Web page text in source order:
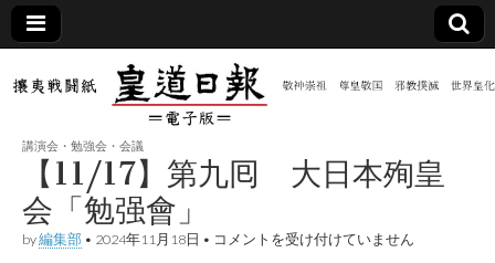
皇道
日報
（防
敬神
尊皇
｜昭
和八
年創
刊
皇道
実
講演会・勉強会・会議
【11/17】第九囘 大日本殉皇
会「勉强會」
by編集部 • 2024年11月18日 • 【11/17】
コメントを受け付けていません